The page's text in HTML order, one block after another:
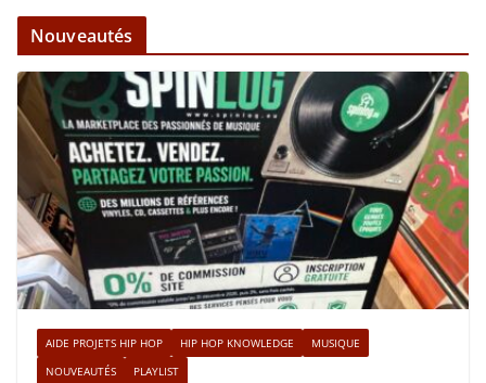
Nouveautés
AIDE PROJETS HIP HOP HIP HOP KNOWLEDGE
MUSIQUE
NOUVEAUTÉS
PLAYLIST